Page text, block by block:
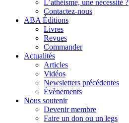
L’athéisme, une nécessité ?
Contactez-nous
ABA Éditions
Livres
Revues
Commander
Actualités
Articles
Vidéos
Newsletters précédentes
Évènements
Nous soutenir
Devenir membre
Faire un don ou un legs